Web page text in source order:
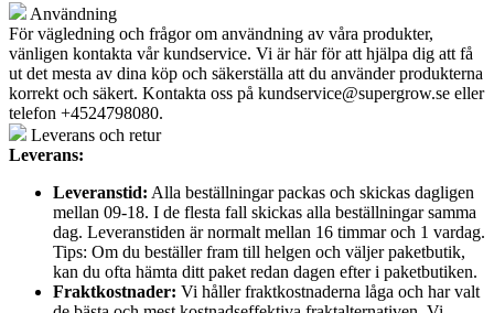
Användning
För vägledning och frågor om användning av våra produkter,
vänligen kontakta vår kundservice. Vi är här för att hjälpa dig att få
ut det mesta av dina köp och säkerställa att du använder produkterna
korrekt och säkert. Kontakta oss på kundservice@supergrow.se eller
telefon +4524798080.
Leverans och retur
Leverans:
Leveranstid: Alla beställningar packas och skickas dagligen
mellan 09-18. I de flesta fall skickas alla beställningar samma
dag. Leveranstiden är normalt mellan 16 timmar och 1 vardag.
Tips: Om du beställer fram till helgen och väljer paketbutik,
kan du ofta hämta ditt paket redan dagen efter i paketbutiken.
Fraktkostnader: Vi håller fraktkostnaderna låga och har valt